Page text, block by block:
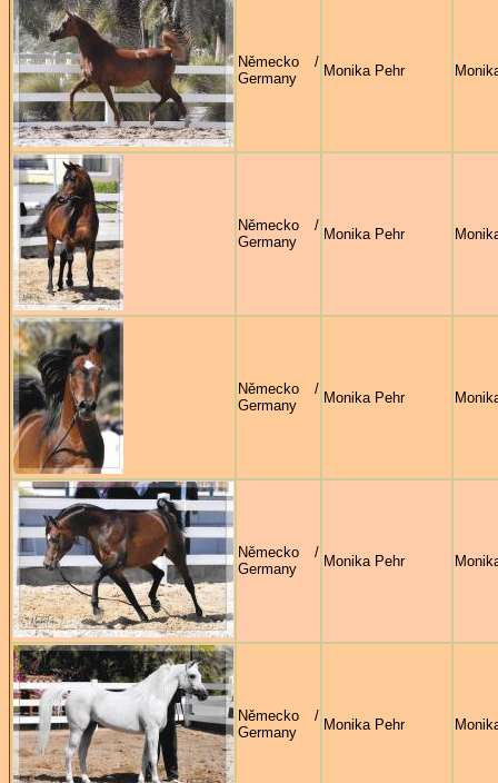
Německo /
Germany
Monika Pehr
Německo /
Germany
Monika Pehr
Německo /
Germany
Monika Pehr
Německo /
Germany
Monika Pehr
Německo /
Germany
Monika Pehr